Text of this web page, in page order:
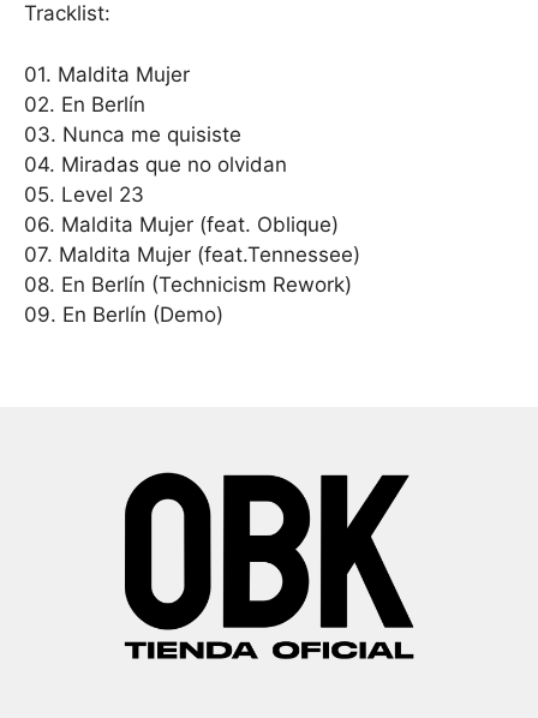
Tracklist:
01. Maldita Mujer
02. En Berlín
03. Nunca me quisiste
04. Miradas que no olvidan
05. Level 23
06. Maldita Mujer (feat. Oblique)
07. Maldita Mujer (feat.Tennessee)
08. En Berlín (Technicism Rework)
09. En Berlín (Demo)